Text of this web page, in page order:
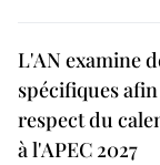
L'AN examine
spécifiques
respect du
à l'APEC 2027